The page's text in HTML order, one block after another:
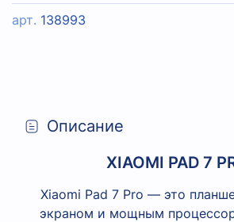
арт. 138993
Описание
XIAOMI PAD 7
Xiaomi Pad 7 Pro — это
экраном и мощным